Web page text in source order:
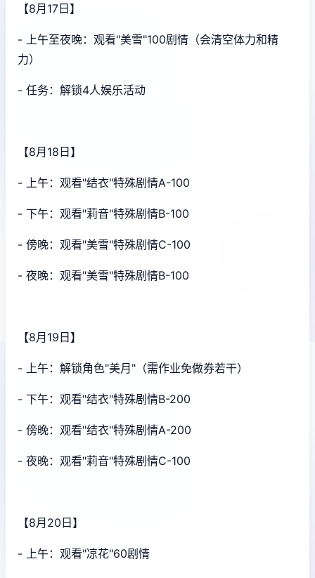
【8月17日】
- 上午至夜晚：观看"美雪"100剧情（会清空体力和精
力）
- 任务：解锁4人娱乐活动
【8月18日】
- 上午：观看"结衣"特殊剧情A-100
- 下午：观看"莉音"特殊剧情B-100
- 傍晚：观看"美雪"特殊剧情C-100
- 夜晚：观看"美雪"特殊剧情B-100
【8月19日】
- 上午：解锁角色"美月"（需作业免做券若干）
- 下午：观看"结衣"特殊剧情B-200
- 傍晚：观看"结衣"特殊剧情A-200
- 夜晚：观看"莉音"特殊剧情C-100
【8月20日】
- 上午：观看"凉花"60剧情